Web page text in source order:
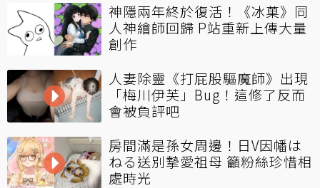
神隱兩年終於復活！《冰菓》同
人神繪師回歸 P站重新上傳大量
創作
人妻除靈《打屁股驅魔師》出現
「梅川伊芙」Bug！這修了反而
會被負評吧
房間滿是孫女周邊！日V因幡は
ねる送別摯愛祖母 籲粉絲珍惜相
處時光